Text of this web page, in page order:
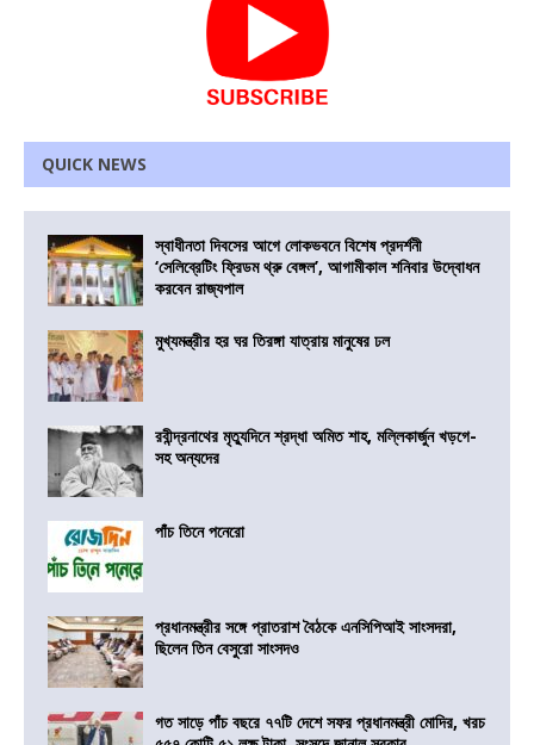
QUICK NEWS
স্বাধীনতা দিবসের আগে লোকভবনে বিশেষ প্রদর্শনী
‘সেলিব্রেটিং ফ্রিডম থ্রু বেঙ্গল’, আগামীকাল শনিবার উদ্বোধন
করবেন রাজ্যপাল
মুখ্যমন্ত্রীর হর ঘর তিরঙ্গা যাত্রায় মানুষের ঢল
রবীন্দ্রনাথের মৃত্যুদিনে শ্রদ্ধা অমিত শাহ, মল্লিকার্জুন খড়গে-
সহ অন্যদের
পাঁচ তিনে পনেরো
প্রধানমন্ত্রীর সঙ্গে প্রাতরাশ বৈঠকে এনসিপিআই সাংসদরা,
ছিলেন তিন বেসুরো সাংসদও
গত সাড়ে পাঁচ বছরে ৭৭টি দেশে সফর প্রধানমন্ত্রী মোদির, খরচ